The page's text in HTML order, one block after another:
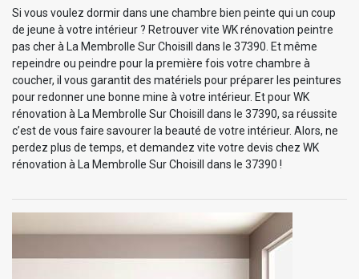
Si vous voulez dormir dans une chambre bien peinte qui un coup
de jeune à votre intérieur ? Retrouver vite WK rénovation peintre
pas cher à La Membrolle Sur Choisill dans le 37390. Et même
repeindre ou peindre pour la première fois votre chambre à
coucher, il vous garantit des matériels pour préparer les peintures
pour redonner une bonne mine à votre intérieur. Et pour WK
rénovation à La Membrolle Sur Choisill dans le 37390, sa réussite
c’est de vous faire savourer la beauté de votre intérieur. Alors, ne
perdez plus de temps, et demandez vite votre devis chez WK
rénovation à La Membrolle Sur Choisill dans le 37390 !